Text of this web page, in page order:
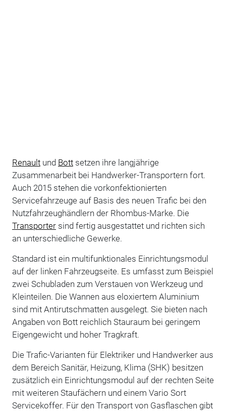
Renaultund Bottsetzen ihre langjährige
Zusammenarbeit bei Handwerker-Transportern fort.
Auch 2015 stehen die vorkonfektionierten
Servicefahrzeuge auf Basis des neuen Trafic bei den
Nutzfahrzeughändlern der Rhombus-Marke. Die
Transportersind fertig ausgestattet und richten sich
an unterschiedliche Gewerke.
Standard ist ein multifunktionales Einrichtungsmodul
auf der linken Fahrzeugseite. Es umfasst zum Beispiel
zwei Schubladen zum Verstauen von Werkzeug und
Kleinteilen. Die Wannen aus eloxiertem Aluminium
sind mit Antirutschmatten ausgelegt. Sie bieten nach
Angaben von Bott reichlich Stauraum bei geringem
Eigengewicht und hoher Tragkraft.
Die Trafic-Varianten für Elektriker und Handwerker aus
dem Bereich Sanitär, Heizung, Klima (SHK) besitzen
zusätzlich ein Einrichtungsmodul auf der rechten Seite
mit weiteren Staufächern und einem Vario Sort
Servicekoffer. Für den Transport von Gasflaschen gibt